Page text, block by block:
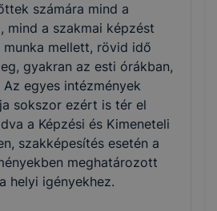
számára mind a
mind a szakmai képzést
munka mellett, rövid idő
gyakran az esti órákban,
egyes intézmények
sokszor ezért is tér el
a Képzési és Kimeneteli
szakképesítés esetén a
meghatározott
helyi igényekhez.